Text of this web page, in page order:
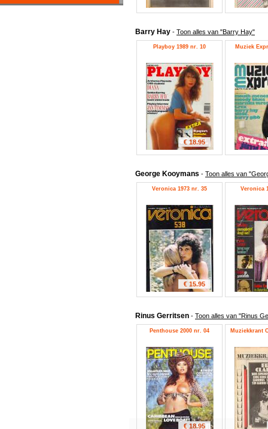
Barry Hay - Toon alles van "Barry Hay"
Playboy 1989 nr. 10
€ 18.95
Muziek
George Kooymans - Toon alles van
Veronica 1973 nr. 35
€ 15.95
Veronica
Rinus Gerritsen - Toon alles van "Rinus
Penthouse 2000 nr. 04
€ 18.95
Muziekkrant